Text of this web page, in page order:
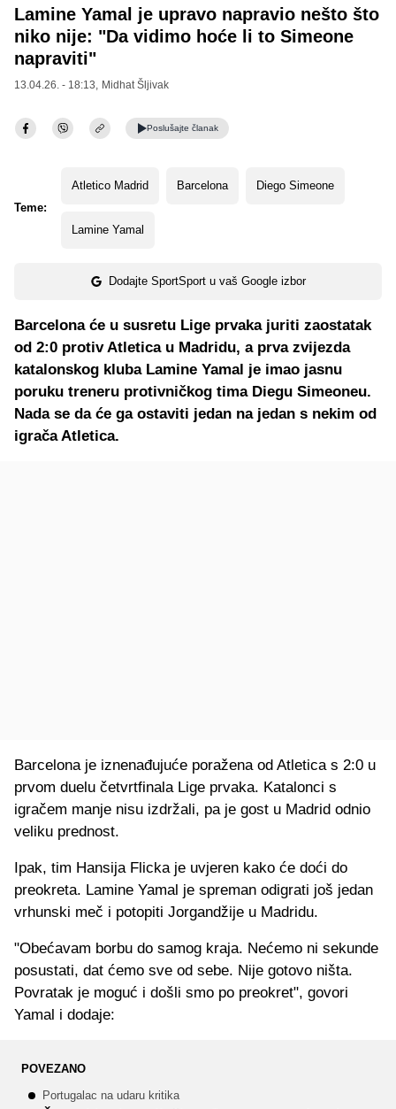
Lamine Yamal je upravo napravio nešto što
niko nije: "Da vidimo hoće li to Simeone
napraviti"
13.04.26. - 18:13, Midhat Šljivak
Poslušajte članak
Teme:
Atletico Madrid Barcelona Diego Simeone
Lamine Yamal
Dodajte SportSport u vaš Google izbor
Barcelona će u susretu Lige prvaka juriti zaostatak
od 2:0 protiv Atletica u Madridu, a prva zvijezda
katalonskog kluba Lamine Yamal je imao jasnu
poruku treneru protivničkog tima Diegu Simeoneu.
Nada se da će ga ostaviti jedan na jedan s nekim od
igrača Atletica.
Barcelona je iznenađujuće poražena od Atletica s 2:0 u
prvom duelu četvrtfinala Lige prvaka. Katalonci s
igračem manje nisu izdržali, pa je gost u Madrid odnio
veliku prednost.
Ipak, tim Hansija Flicka je uvjeren kako će doći do
preokreta. Lamine Yamal je spreman odigrati još jedan
vrhunski meč i potopiti Jorgandžije u Madridu.
"Obećavam borbu do samog kraja. Nećemo ni sekunde
posustati, dat ćemo sve od sebe. Nije gotovo ništa.
Povratak je moguć i došli smo po preokret", govori
Yamal i dodaje:
POVEZANO
Portugalac na udaru kritika